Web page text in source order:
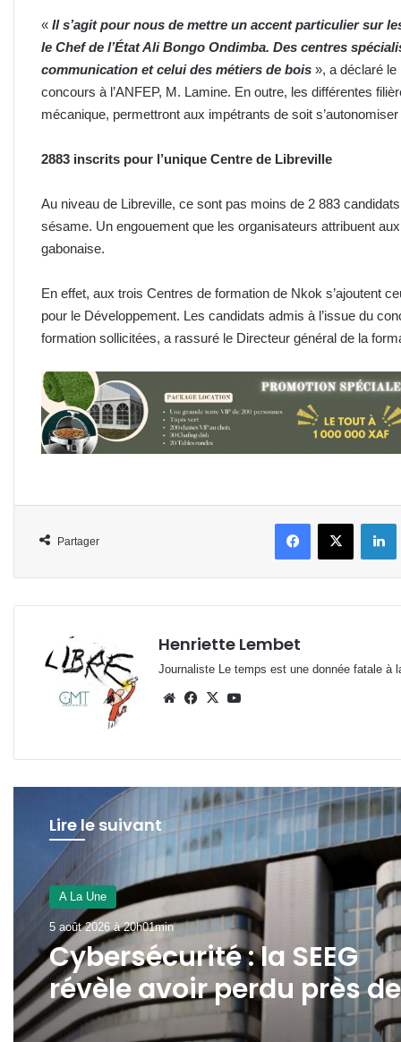
« Il s’agit pour nous de mettre un accent particulier sur
le Chef de l’État Ali Bongo Ondimba. Des centres
communication et celui des métiers de bois », a déclaré
concours à l’ANFEP, M. Lamine. En outre, les différentes
mécanique, permettront aux impétrants de soit
2883 inscrits pour l’unique Centre de Libreville
Au niveau de Libreville, ce sont pas moins de 2 883
sésame. Un engouement que les organisateurs attribuent
gabonaise.
En effet, aux trois Centres de formation de Nkok s’ajoutent
pour le Développement. Les candidats admis à l’issue du
formation sollicitées, a rassuré le Directeur général de la
Partager
FacebookX
Henriette Lembet
Journaliste Le temps est une donnée fatale à
WebsiteFacebook
X
Lire le suivant
A La Une
5 août 2026 à 13h51min
Gabon : Hermann
Immongault échange
la Fondation Prince